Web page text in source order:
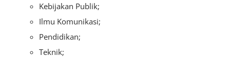
Kebijakan Publik;
Ilmu Komunikasi;
Pendidikan;
Teknik;